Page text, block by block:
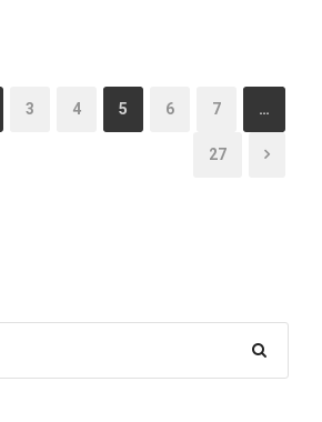
3 4 5 6 7 …
27